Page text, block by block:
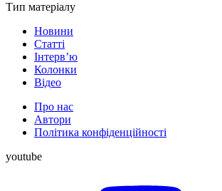
Тип матеріалу
Новини
Статті
Інтерв’ю
Колонки
Відео
Про нас
Автори
Політика конфіденційності
youtube